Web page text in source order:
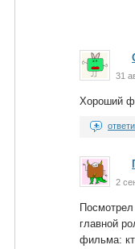
31
Хороший
2
главной
фильма: